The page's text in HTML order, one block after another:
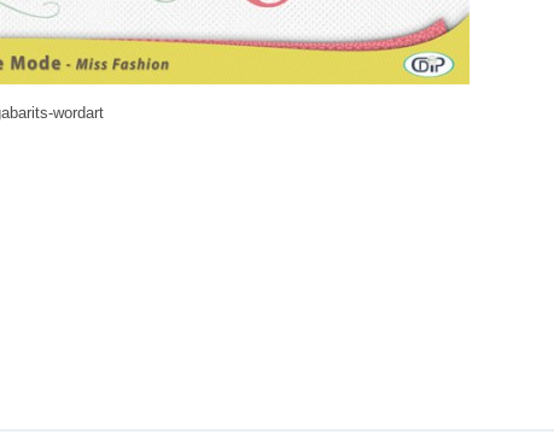
wordart